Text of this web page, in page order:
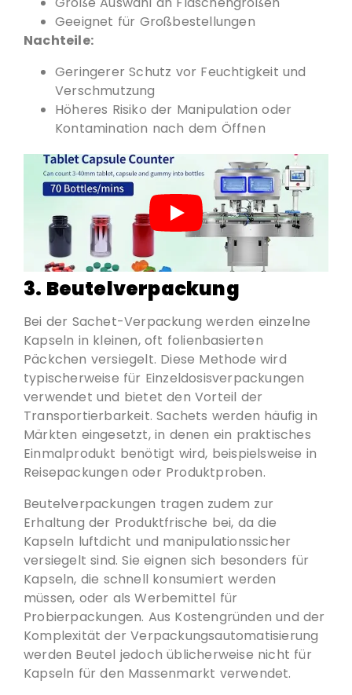
Geeignet für Großbestellungen
Nachteile:
Geringerer Schutz vor Feuchtigkeit und
Verschmutzung
Höheres Risiko der Manipulation oder
Kontamination nach dem Öffnen
3. Beutelverpackung
Bei der Sachet-Verpackung werden einzelne
Kapseln in kleinen, oft folienbasierten
Päckchen versiegelt. Diese Methode wird
typischerweise für Einzeldosisverpackungen
verwendet und bietet den Vorteil der
Transportierbarkeit. Sachets werden häufig in
Märkten eingesetzt, in denen ein praktisches
Einmalprodukt benötigt wird, beispielsweise in
Reisepackungen oder Produktproben.
Beutelverpackungen tragen zudem zur
Erhaltung der Produktfrische bei, da die
Kapseln luftdicht und manipulationssicher
versiegelt sind. Sie eignen sich besonders für
Kapseln, die schnell konsumiert werden
müssen, oder als Werbemittel für
Probierpackungen. Aus Kostengründen und der
Komplexität der Verpackungsautomatisierung
werden Beutel jedoch üblicherweise nicht für
Kapseln für den Massenmarkt verwendet.